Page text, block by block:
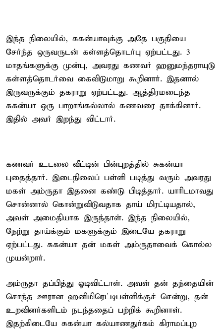
இந்த நிலையில், சுகன்யாவுக்கு அதே பகுதியை
சேர்ந்த ஒருவருடன் கள்ளத்தொடர்பு ஏற்பட்டது. 3
மாதங்களுக்கு முன்பு, அவரது கணவர் ஹனுமந்தராயுடு
கள்ளத்தொடர்வை கைவிடுமாறு கூறினார். இதனால்
இருவருக்கும் தகராறு ஏற்பட்டது. ஆத்திரமடைந்த
சுகன்யா ஒரு பாறாங்கல்லால் கணவரை தாக்கினார்.
இதில் அவர் இறந்து விட்டார்.
கணவர் உடலை வீட்டின் பின்புறத்தில் சுகன்யா
புதைத்தார். இடைநிலைப் பள்ளி படித்து வரும் அவரது
மகள் அம்ருதா இதனை கண்டு பிடித்தார். யாரிடமாவது
சொன்னால் கொன்றுவிடுவதாக தாய் மிரட்டியதால்,
அவள் அமைதியாக இருந்தாள். இந்த நிலையில்,
நேற்று தாய்க்கும் மகளுக்கும் இடையே தகராறு
ஏற்பட்டது. சுகன்யா தன் மகள் அம்ருதாவைக் கொல்ல
முயன்றார்.
அம்ருதா தப்பித்து ஓடிவிட்டாள். அவள் தன் தந்தையின்
சொந்த ஊரான ஹனிமிரெட்டிபள்ளிக்குச் சென்று, தன்
உறவினர்களிடம் நடந்ததைப் பற்றிக் கூறினாள்.
இதற்கிடையே சுகன்யா கல்யாணதுர்கம் கிராமப்புற